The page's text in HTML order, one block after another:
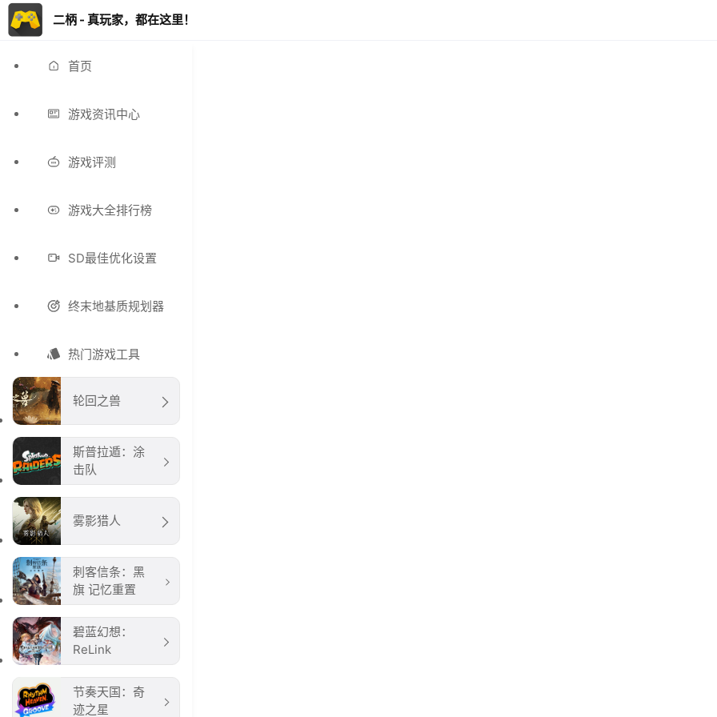
二柄 - 真玩家，都在这里！
首页
游戏资讯中心
游戏评测
游戏大全排行榜
SD最佳优化设置
终末地基质规划器
热门游戏工具
轮回之兽
斯普拉遁：涂
击队
雾影猎人
刺客信条：黑
旗 记忆重置
碧蓝幻想：
ReLink
节奏天国：奇
迹之星